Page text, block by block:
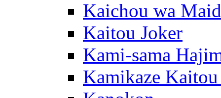
Kaichou wa
Kaitou Joker
Kami-sama
Kamikaze Kaitou